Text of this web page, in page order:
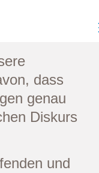
dass
genau
Diskurs
und